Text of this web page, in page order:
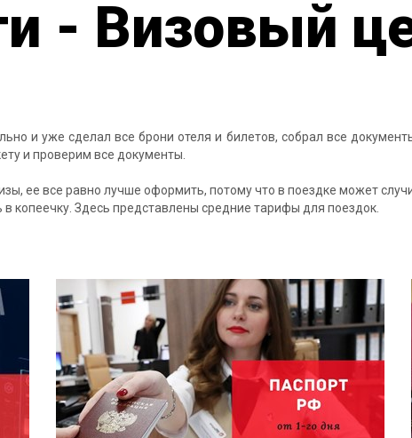
- Визовый
и уже сделал все брони отеля и билетов, собрал все
и проверим все документы.
ее все равно лучше оформить, потому что в поездке может
копеечку. Здесь представлены средние тарифы для поездок.
ПОДРОБНЕЕ